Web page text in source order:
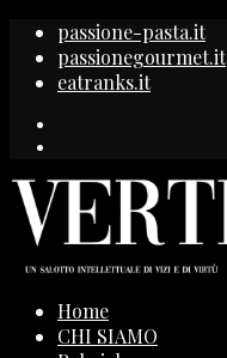
passione-pasta.it
passionegourmet.it
eatranks.it
Home
CHI SIAMO